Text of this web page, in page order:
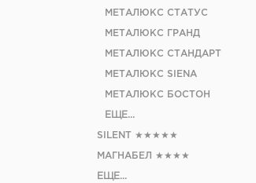
МЕТАЛЮКС СТАТУС
МЕТАЛЮКС ГРАНД
МЕТАЛЮКС СТАНДАРТ
МЕТАЛЮКС SIENA
МЕТАЛЮКС БОСТОН
ЕЩЕ...
SILENT ★★★★★
МАГНАБЕЛ ★★★★
ЕЩЕ...